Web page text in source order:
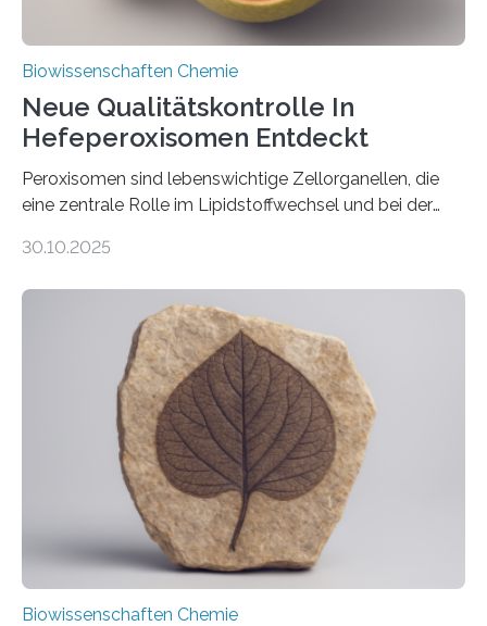
Biowissenschaften Chemie
Neue Qualitätskontrolle In
Hefeperoxisomen Entdeckt
Peroxisomen sind lebenswichtige Zellorganellen, die
eine zentrale Rolle im Lipidstoffwechsel und bei der
erfüllen können, müssen zahlreiche Enzyme präzise in
der Ruhr-Universität Bochum um Prof. Dr. Ralf Erdmann
und Dr. Ismaila Francis Yusuf hat nun einen bislang
unbekannten Qualitätskontrollmechanismus des
peroxisomalen Proteintransports in der Bäckerhefe
Saccharomyces cerevisiae entdeckt, der für die
Funktionsfähigkeit der Organellen entscheidend ist. Die
Studie wurde am 28. Oktober 2025 in der
Fachzeitschrift…
30.10.2025
Biowissenschaften Chemie